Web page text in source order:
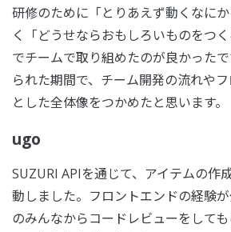
研修のために「とりあえず動くなに
く「どうせならおもしろいものをつ
でチームで取り組めたのが良かった
られた期間で、チーム開発の流れや
とした全体像をつかめたと思います。
ugo
SUZURI APIを通じて、アイテムの作
動しました。フロントエンドの経験
のみんなからコードレビューをして